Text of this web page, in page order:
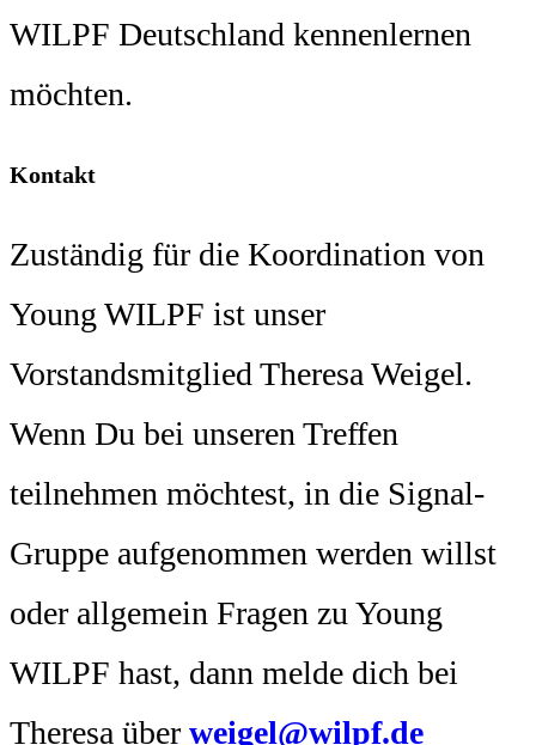
WILPF Deutschland kennenlernen
möchten.
Kontakt
Zuständig für die Koordination von
Young WILPF ist unser
Vorstandsmitglied Theresa Weigel.
Wenn Du bei unseren Treffen
teilnehmen möchtest, in die Signal-
Gruppe aufgenommen werden willst
oder allgemein Fragen zu Young
WILPF hast, dann melde dich bei
Theresa über weigel@wilpf.de